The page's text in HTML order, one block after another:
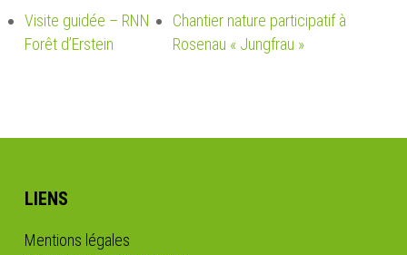
Visite guidée – RNN
Forêt d’Erstein
Chantier nature participatif à
Rosenau « Jungfrau »
LIENS
Mentions légales